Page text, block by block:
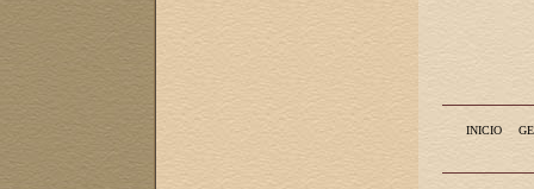
INICIO